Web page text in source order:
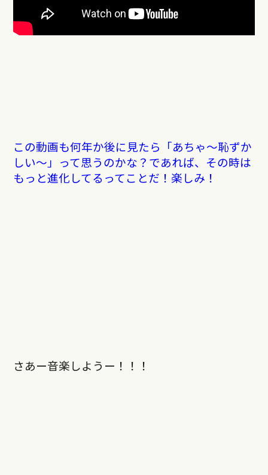
この動画も何年か後に見たら「あちゃ〜恥ずか
しい〜」って思うのかな？であれば、その時は
もっと進化してるってことだ！楽しみ！
さあー音楽しようー！！！